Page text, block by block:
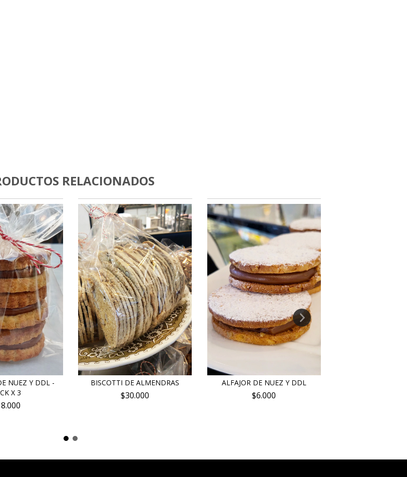
RELACIONADOS
NUEZ Y DDL -
X 3
BISCOTTI DE ALMENDRAS
$30.000
ALFAJOR DE NUEZ Y DDL
$6.000